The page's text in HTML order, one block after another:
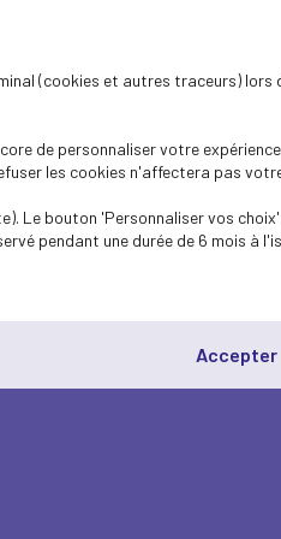
(cookies et autres traceurs)
de personnaliser votre
les cookies n'affectera pas
Le bouton 'Personnaliser vos
pendant une durée de 6 mois à
Accepter